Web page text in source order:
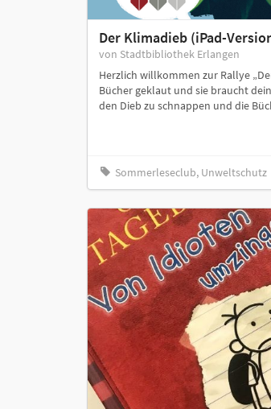
Der Klimadieb (iPad-
von Stadtbibliothek Erlangen
Herzlich willkommen zur Rallye
Bücher geklaut und sie braucht
den Dieb zu schnappen und die
Sommerleseclub, Unweltschutz